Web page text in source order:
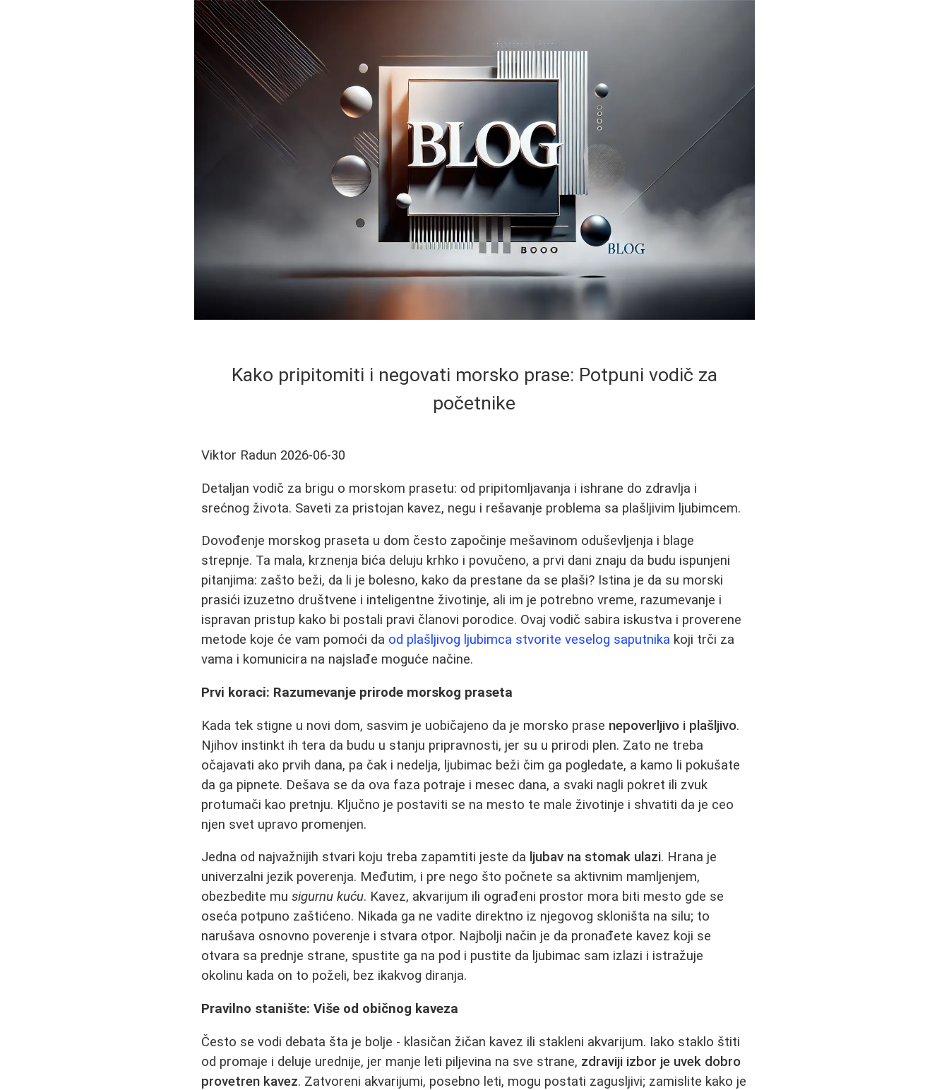
Kako pripitomiti i negovati morsko prase: Potpuni vodič za
početnike
Viktor Radun 2026-06-30
Detaljan vodič za brigu o morskom prasetu: od pripitomljavanja i ishrane do zdravlja i
srećnog života. Saveti za pristojan kavez, negu i rešavanje problema sa plašljivim ljubimcem.
Dovođenje morskog praseta u dom često započinje mešavinom oduševljenja i blage
strepnje. Ta mala, krznenja bića deluju krhko i povučeno, a prvi dani znaju da budu ispunjeni
pitanjima: zašto beži, da li je bolesno, kako da prestane da se plaši? Istina je da su morski
prasići izuzetno društvene i inteligentne životinje, ali im je potrebno vreme, razumevanje i
ispravan pristup kako bi postali pravi članovi porodice. Ovaj vodič sabira iskustva i proverene
metode koje će vam pomoći da od plašljivog ljubimca stvorite veselog saputnika koji trči za
vama i komunicira na najslađe moguće načine.
Prvi koraci: Razumevanje prirode morskog praseta
Kada tek stigne u novi dom, sasvim je uobičajeno da je morsko prase nepoverljivo i plašljivo.
Njihov instinkt ih tera da budu u stanju pripravnosti, jer su u prirodi plen. Zato ne treba
očajavati ako prvih dana, pa čak i nedelja, ljubimac beži čim ga pogledate, a kamo li pokušate
da ga pipnete. Dešava se da ova faza potraje i mesec dana, a svaki nagli pokret ili zvuk
protumači kao pretnju. Ključno je postaviti se na mesto te male životinje i shvatiti da je ceo
njen svet upravo promenjen.
Jedna od najvažnijih stvari koju treba zapamtiti jeste da ljubav na stomak ulazi. Hrana je
univerzalni jezik poverenja. Međutim, i pre nego što počnete sa aktivnim mamljenjem,
obezbedite musigurnu kuću. Kavez, akvarijum ili ograđeni prostor mora biti mesto gde se
oseća potpuno zaštićeno. Nikada ga ne vadite direktno iz njegovog skloništa na silu; to
narušava osnovno poverenje i stvara otpor. Najbolji način je da pronađete kavez koji se
otvara sa prednje strane, spustite ga na pod i pustite da ljubimac sam izlazi i istražuje
okolinu kada on to poželi, bez ikakvog diranja.
Pravilno stanište: Više od običnog kaveza
Često se vodi debata šta je bolje - klasičan žičan kavez ili stakleni akvarijum. Iako staklo štiti
od promaje i deluje urednije, jer manje leti piljevina na sve strane, zdraviji izbor je uvek dobro
provetren kavez. Zatvoreni akvarijumi, posebno leti, mogu postati zagusljivi; zamislite kako je